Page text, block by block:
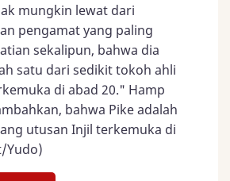
mungkin lewat dari
pengamat yang paling
sekalipun, bahwa dia
satu dari sedikit tokoh ahli
di abad 20." Hamp
bahwa Pike adalah
utusan Injil terkemuka di
Yudo)